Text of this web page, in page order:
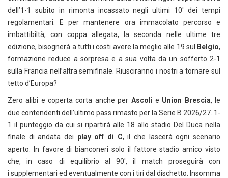
dell’1-1 subito in rimonta incassato negli ultimi 10′ dei tempi
regolamentari. E per mantenere ora immacolato percorso e
imbattibiltà, con coppa allegata, la seconda nelle ultime tre
edizione, bisognerà a tutti i costi avere la meglio alle 19 sul
Belgio,
formazione reduce a sorpresa e a sua volta da un sofferto 2-1
sulla Francia nell’altra semifinale. Riusciranno i nostri a tornare sul
tetto d’Europa?
Zero alibi e coperta corta anche per Ascoli e Union Brescia, le
due contendenti dell’ultimo pass rimasto per la Serie B 2026/27. 1-
1 il punteggio da cui si ripartirà alle 18 allo stadio Del Duca nella
finale di andata dei play off di C, il che lascerà ogni scenario
aperto. In favore di bianconeri solo il fattore stadio amico visto
che, in caso di equilibrio al 90′, il match proseguirà con
i supplementari ed eventualmente con i tiri dal dischetto. Insomma